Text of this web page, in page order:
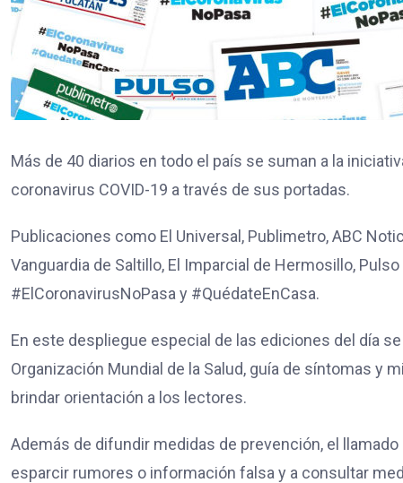
Más de 40 diarios en todo el país se suman a la
coronavirus COVID-19 a través de sus portadas.
Publicaciones como El Universal, Publimetro, ABC
Vanguardia de Saltillo, El Imparcial de Hermosillo,
#ElCoronavirusNoPasa y #QuédateEnCasa.
En este despliegue especial de las ediciones del día
Organización Mundial de la Salud, guía de síntomas y
brindar orientación a los lectores.
Además de difundir medidas de prevención, el
esparcir rumores o información falsa y a consultar